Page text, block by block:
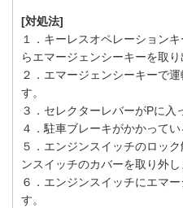
[対処法]
１．キーレスオペレーション
らエマージェンシーキーを取り
２．エマージェンシーキーで
す。
３．セレクターレバーがPに入
４．駐車ブレーキがかかって
５．エンジンスイッチのロッ
ンスイッチのカバーを取り外し
６．エンジンスイッチにエマ
す。